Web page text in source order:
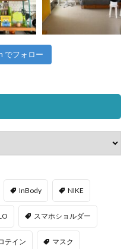
でフォロー
InBody NIKE
スマホショルダー
テイン マスク